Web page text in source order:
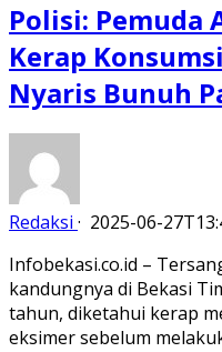
Polisi: Pemuda
Kerap
Nyaris Bunuh
Redaksi · 2025-06-
Infobekasi.co.id –
kandungnya di Bekasi
tahun, diketahui kerap
eksimer sebelum